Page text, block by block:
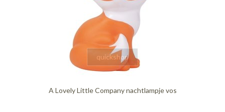
quickshop
A Lovely Little Company nachtlampje vos